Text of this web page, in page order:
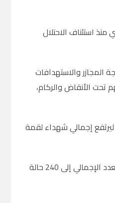
إصابة، منذ 18 آذار/ مارس الماضي، أي منذ استئناف الاحتلال
ساعة الماضية، 51 شهيدا بينهم شهيدان جرى انتشالهما، و369 مصابا، نتيجة المجازر والاستهدافات
تحت الأنقاض والركام،
خلال الـ24 ساعة الماضية من شهداء المساعدات بلغ 17 شهيدًا و250 إصابة، ليرتفع إجمالي شهداء لقمة
وسجلت مستشفيات قطاع غزة، خلال الساعات الـ 24 الماضية، حالة وفاة لطفلة، نتيجة التجويع وسوء التغذية، ليرتفع العدد الإجمالي إلى 240 حالة